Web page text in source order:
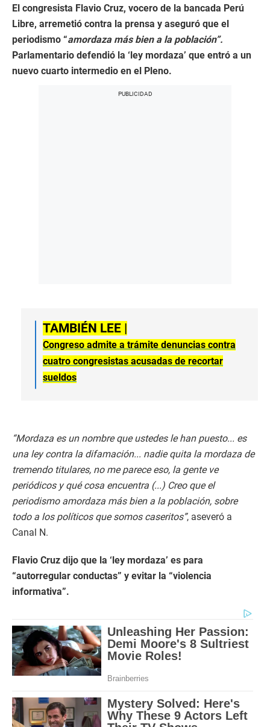
El congresista Flavio Cruz, vocero de la bancada Perú
Libre, arremetió contra la prensa y aseguró que el
periodismo “amordaza más bien a la población”.
Parlamentario defendió la ‘ley mordaza’ que entró a un
nuevo cuarto intermedio en el Pleno.
TAMBIÉN LEE |
Congreso admite a trámite denuncias contra
cuatro congresistas acusadas de recortar
sueldos
“Mordaza es un nombre que ustedes le han puesto... es
una ley contra la difamación... nadie quita la mordaza de
tremendo titulares, no me parece eso, la gente ve
periódicos y qué cosa encuentra (...) Creo que el
periodismo amordaza más bien a la población, sobre
todo a los políticos que somos caseritos”, aseveró a
Canal N.
Flavio Cruz dijo que la ‘ley mordaza’ es para
“autorregular conductas” y evitar la “violencia
informativa”.